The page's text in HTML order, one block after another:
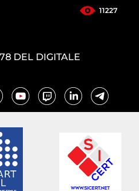
11227
DEL DIGITALE